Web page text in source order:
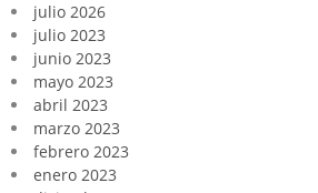
julio 2026
julio 2023
junio 2023
mayo 2023
abril 2023
marzo 2023
febrero 2023
enero 2023